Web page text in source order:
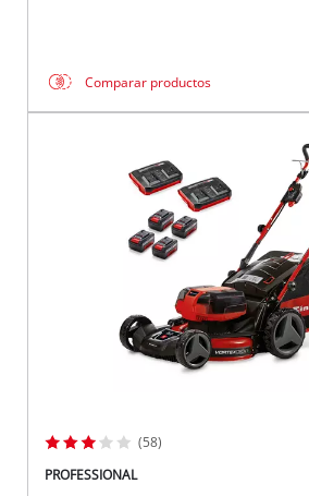
Comparar productos
(58)
PROFESSIONAL